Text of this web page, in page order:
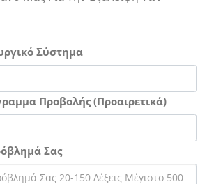
Σύστημα
Προβολής (Προαιρετικά)
Σας